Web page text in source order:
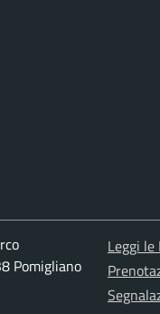
Pomigliano
Leggi le